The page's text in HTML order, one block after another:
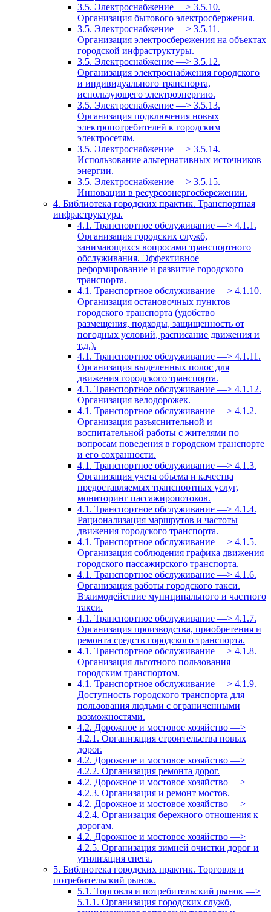
3.5. Электроснабжение —> 3.5.10.
Организация бытового электросбержения.
3.5. Электроснабжение —> 3.5.11.
Организация электросбережения на объектах
городской инфраструктуры.
3.5. Электроснабжение —> 3.5.12.
Организация электроснабжения городского
и индивидуального транспорта,
использующего электроэнергию.
3.5. Электроснабжение —> 3.5.13.
Организация подключения новых
электропотребителей к городским
электросетям.
3.5. Электроснабжение —> 3.5.14.
Использование альтернативных источников
энергии.
3.5. Электроснабжение —> 3.5.15.
Инновации в ресурсоэнергосбережении.
4. Библиотека городских практик. Транспортная
инфраструктура.
4.1. Транспортное обслуживание —> 4.1.1.
Организация городских служб,
занимающихся вопросами транспортного
обслуживания. Эффективное
реформирование и развитие городского
транспорта.
4.1. Транспортное обслуживание —> 4.1.10.
Организация остановочных пунктов
городского транспорта (удобство
размещения, подходы, защищенность от
погодных условий, расписание движения и
т.д.).
4.1. Транспортное обслуживание —> 4.1.11.
Организация выделенных полос для
движения городского транспорта.
4.1. Транспортное обслуживание —> 4.1.12.
Организация велодорожек.
4.1. Транспортное обслуживание —> 4.1.2.
Организация разъяснительной и
воспитательной работы с жителями по
вопросам поведения в городском транспорте
и его сохранности.
4.1. Транспортное обслуживание —> 4.1.3.
Организация учета объема и качества
предоставляемых транспортных услуг,
мониторинг пассажиропотоков.
4.1. Транспортное обслуживание —> 4.1.4.
Рационализация маршрутов и частоты
движения городского транспорта.
4.1. Транспортное обслуживание —> 4.1.5.
Организация соблюдения графика движения
городского пассажирского транспорта.
4.1. Транспортное обслуживание —> 4.1.6.
Организация работы городского такси.
Взаимодействие муниципального и частного
такси.
4.1. Транспортное обслуживание —> 4.1.7.
Организация производства, приобретения и
ремонта средств городского транспорта.
4.1. Транспортное обслуживание —> 4.1.8.
Организация льготного пользования
городским транспортом.
4.1. Транспортное обслуживание —> 4.1.9.
Доступность городского транспорта для
пользования людьми с ограниченными
возможностями.
4.2. Дорожное и мостовое хозяйство —>
4.2.1. Организация строительства новых
дорог.
4.2. Дорожное и мостовое хозяйство —>
4.2.2. Организация ремонта дорог.
4.2. Дорожное и мостовое хозяйство —>
4.2.3. Организация и ремонт мостов.
4.2. Дорожное и мостовое хозяйство —>
4.2.4. Организация бережного отношения к
дорогам.
4.2. Дорожное и мостовое хозяйство —>
4.2.5. Организация зимней очистки дорог и
утилизация снега.
5. Библиотека городских практик. Торговля и
потребительский рынок.
5.1. Торговля и потребительский рынок —>
5.1.1. Организация городских служб,